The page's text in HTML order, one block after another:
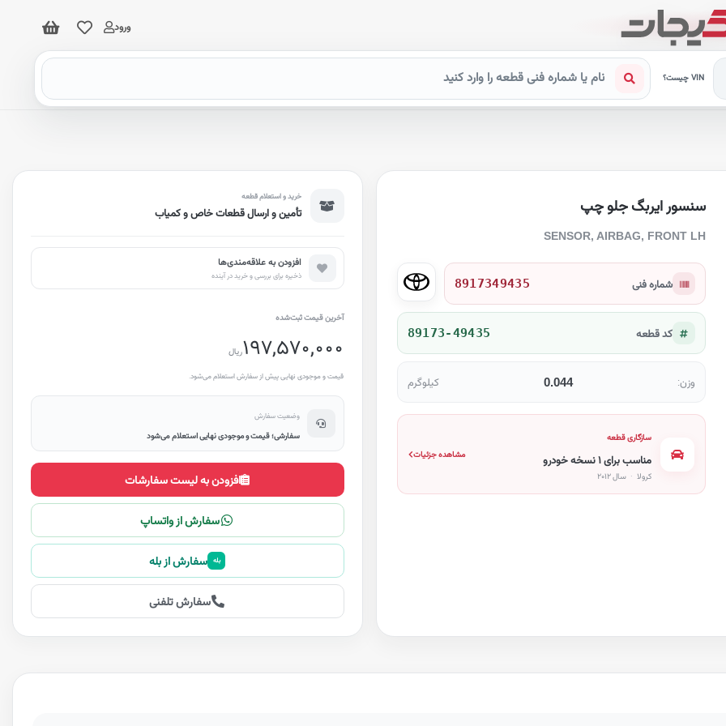
ورود
VIN چیست؟
سنسور ایربگ جلو چپ
SENSOR, AIRBAG, FRONT LH
شماره فنی 8917349435
کد قطعه 89173-49435
وزن: 0.044 کیلوگرم
سازگاری قطعه
مناسب برای ۱ نسخه خودرو
کرولا ·
مشاهده جزئیات
خرید و استعلام قطعه
تأمین و ارسال قطعات خاص و کمیاب
افزودن به علاقه‌مندی‌ها
ذخیره برای بررسی و خرید در آینده
آخرین قیمت ثبت‌شده
197,570,000ریال
قیمت و موجودی نهایی پیش از سفارش استعلام می‌شود.
وضعیت سفارش
سفارشی؛ قیمت و موجودی نهایی استعلام می‌شود
افزودن به لیست سفارشات
سفارش از واتساپ
بله سفارش از بله
سفارش تلفنی